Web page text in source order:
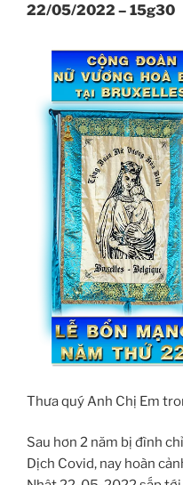
22/05/2022 – 15g30
Thưa quý Anh Chị Em
Sau hơn 2 năm bị đình
Dịch Covid, nay hoàn